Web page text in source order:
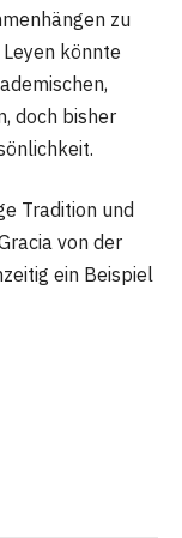
zu
könnte
doch bisher
Tradition und
von der
ein Beispiel